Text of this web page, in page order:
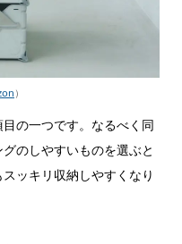
）
の一つです。なるべく同
のしやすいものを選ぶと
ッキリ収納しやすくなり